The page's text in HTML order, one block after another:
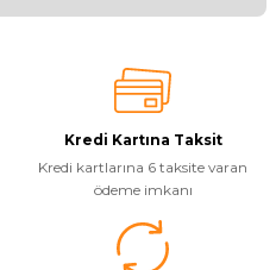
Kredi Kartına Taksit
Kredi kartlarına 6 taksite varan
ödeme imkanı